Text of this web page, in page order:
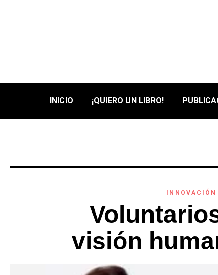
INICIO ¡QUIERO UN LIBRO!
visión